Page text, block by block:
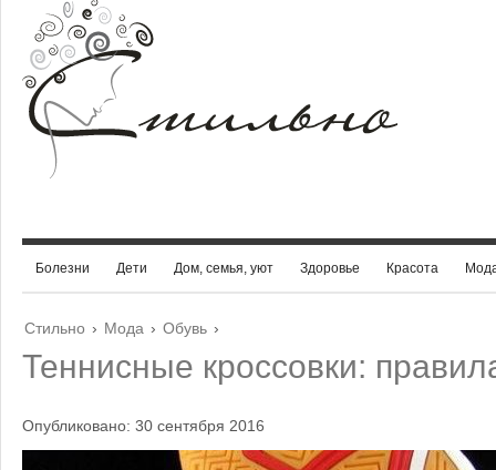
Болезни Дети Дом, семья, уют Здоровье Красота
Стильно › Мода › Обувь ›
Теннисные кроссовки:
Опубликовано: 30 сентября 2016